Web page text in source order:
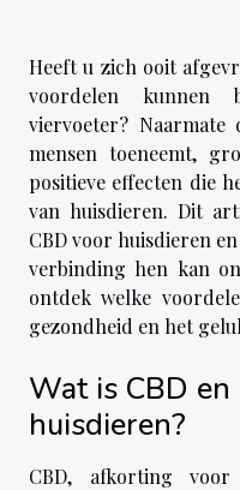
Heeft u zich ooit
voordelen
viervoeter?
mensen toeneemt,
positieve effecten die
van huisdieren. Dit
CBD voor huisdieren
verbinding hen kan
ontdek welke
gezondheid en het
Wat is CBD
huisdieren?
CBD, afkorting